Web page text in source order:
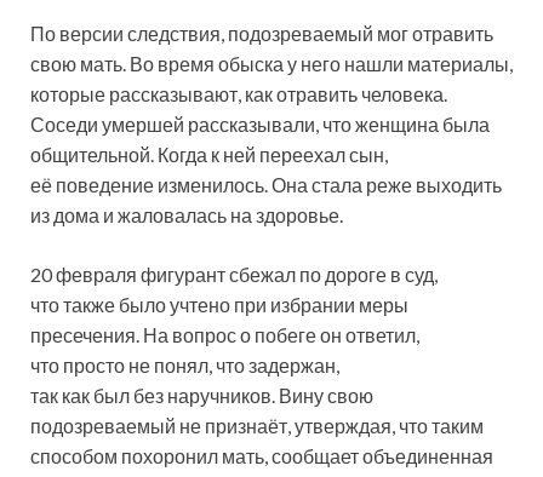
По версии следствия, подозреваемый мог отравить
свою мать. Во время обыска у него нашли материалы,
которые рассказывают, как отравить человека.
Соседи умершей рассказывали, что женщина была
общительной. Когда к ней переехал сын,
её поведение изменилось. Она стала реже выходить
из дома и жаловалась на здоровье.
20 февраля фигурант сбежал по дороге в суд,
что также было учтено при избрании меры
пресечения. На вопрос о побеге он ответил,
что просто не понял, что задержан,
так как был без наручников. Вину свою
подозреваемый не признаёт, утверждая, что таким
способом похоронил мать, сообщает объединенная